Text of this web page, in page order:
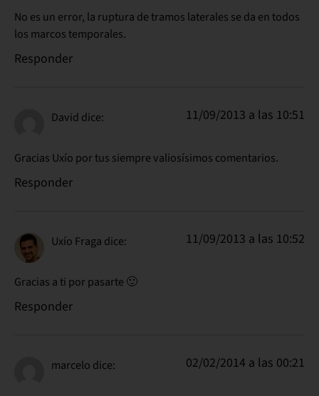
No es un error, la ruptura de tramos laterales se da en todos
los marcos temporales.
Responder
David dice: 11/09/2013 a las 10:51
Gracias Uxío por tus siempre valiosísimos comentarios.
Responder
Uxío Fraga dice: 11/09/2013 a las 10:52
Gracias a ti por pasarte 🙂
Responder
marcelo dice: 02/02/2014 a las 00:21